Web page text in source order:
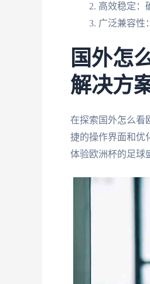
高效稳定：
广泛兼容性
国外怎
解决方
在探索国外怎么看
捷的操作界面和优
体验欧洲杯的足球